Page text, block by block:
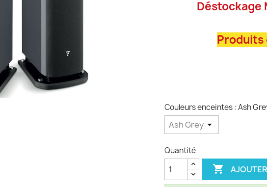
Déstockage
Produits
Couleurs enceintes : Ash
Quantité
